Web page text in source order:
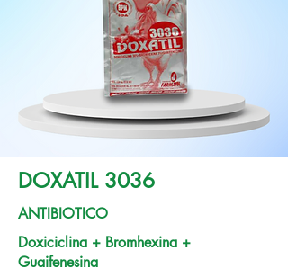
DOXATIL 3036
ANTIBIOTICO
Doxiciclina + Bromhexina +
Guaifenesina